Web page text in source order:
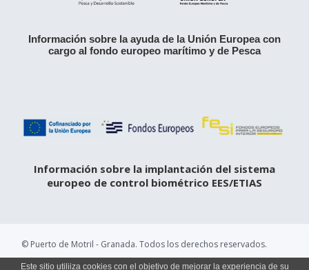
Este sitio utiliiza cookies con el objetivo de mejorar la experiencia de su
Información sobre la ayuda de la Unión Europea con
cargo al fondo europeo marítimo y de Pesca
Información sobre la implantación del sistema
europeo de control biométrico EES/ETIAS
© Puerto de Motril - Granada. Todos los derechos reservados.